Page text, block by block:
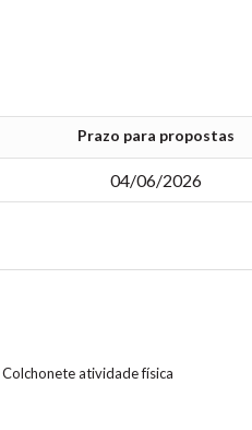
Prazo para propostas
04/06/2026
atividade física